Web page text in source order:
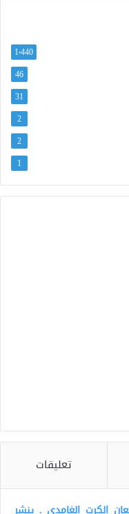
1٬440
46
31
2
2
1
تعليقات
الكرت الغامدي . ينشر